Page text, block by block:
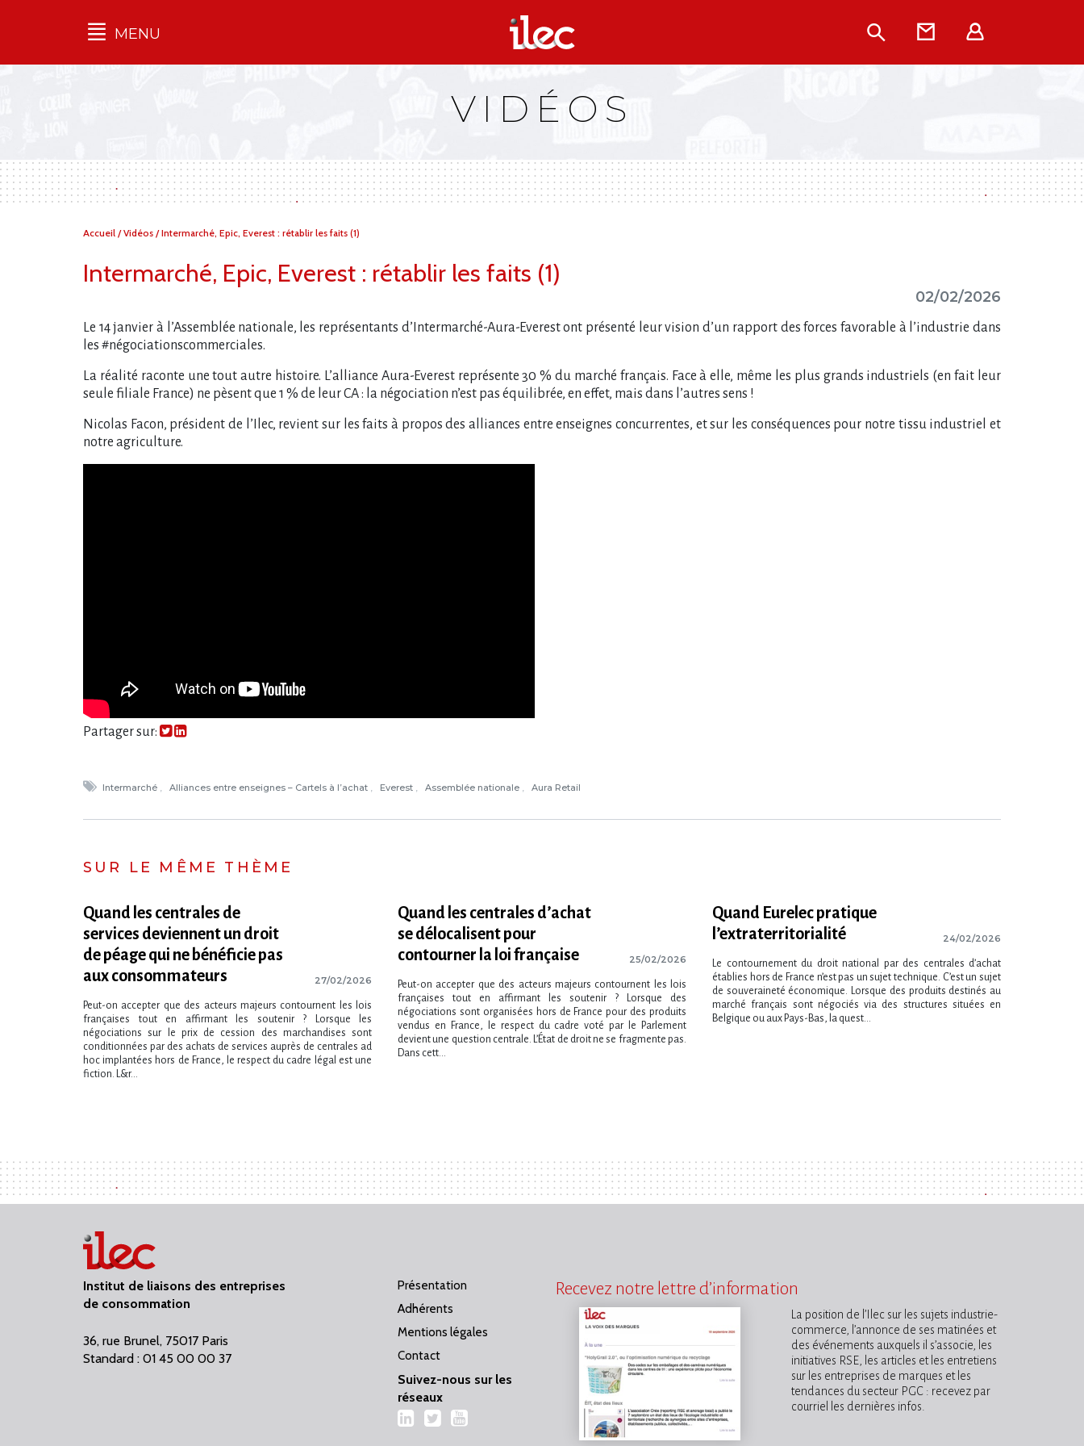
Qu'est-ce que l’Ilec
Campagnes
multimarques
MENU Rechercher
Contact
VIDÉOS
Vous
Accueil /Vidéos /Intermarché, Epic, Everest : rétablir les faits (1)
Intermarché, Epic, Everest : rétablir les faits (1)
02/02/2026
Le 14 janvier à l​‌’Assemblée nationale, les représentants d​‌’Intermarché-Aura-Everest ont présenté leur vision d’un rapport des forces favorable à l​‌’industrie dans
les #négociationscommerciales.
La réalité raconte une tout autre histoire. L​‌’alliance Aura-Everest représente 30 % du marché français. Face à elle, même les plus grands industriels (en fait leur
seule filiale France) ne pèsent que 1 % de leur CA : la négociation n’est pas équilibrée, en effet, mais dans l’autres sens !
Nicolas Facon, président de l’Ilec, revient sur les faits à propos des alliances entre enseignes concurrentes, et sur les conséquences pour notre tissu industriel et
notre agriculture.
Partager sur:
Intermarché Alliances entre enseignes – Cartels à l’achat Everest Assemblée nationale Aura Retail
SUR LE MÊME THÈME
Quand les centrales de
services deviennent un droit
de péage qui ne bénéficie pas
aux consommateurs
27/02/2026
Peut-on accepter que des acteurs majeurs contournent les lois
françaises tout en affirmant les soutenir ? Lorsque les
négociations sur le prix de cession des marchandises sont
conditionnées par des achats de services auprès de centrales ad
hoc implantées hors de France, le respect du cadre légal est une
fiction. L&r...
Quand les centrales d’achat
se délocalisent pour
contourner la loi française
25/02/2026
Peut-on accepter que des acteurs majeurs contournent les lois
françaises tout en affirmant les soutenir ? Lorsque des
négociations sont organisées hors de France pour des produits
vendus en France, le respect du cadre voté par le Parlement
devient une question centrale. L’État de droit ne se fragmente pas.
Dans cett...
Quand Eurelec pratique
l’extraterritorialité
24/02/2026
Le contournement du droit national par des centrales d’achat
établies hors de France n’est pas un sujet technique. C’est un sujet
de souveraineté économique. Lorsque des produits destinés au
marché français sont négociés via des structures situées en
Belgique ou aux Pays-Bas, la quest...
Institut de liaisons des entreprises
de consommation
36, rue Brunel, 75017 Paris
Standard : 01 45 00 00 37
Présentation
Adhérents
Mentions légales
Contact
Suivez-nous sur les
réseaux
LinkedIn
TwitterYouTube
Recevez notre lettre d’information
La position de l’Ilec sur les sujets industrie-
commerce, l’annonce de ses matinées et
des événements auxquels il s’associe, les
initiatives RSE, les articles et les entretiens
sur les entreprises de marques et les
tendances du secteur PGC : recevez par
courriel les dernières infos.